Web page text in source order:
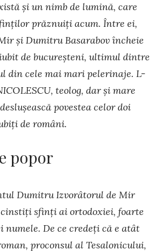
și un nimb de lumină, care
prăznuiți acum. Între ei,
și Dumitru Basarabov încheie
de bucureșteni, ultimul dintre
din cele mai mari pelerinaje. L-
teolog, dar și mare
povestea celor doi
de români.
popor
Dumitru Izvorâtorul de Mir
sfinți ai ortodoxiei, foarte
De ce credeți că e atât
proconsul al Tesalonicului,